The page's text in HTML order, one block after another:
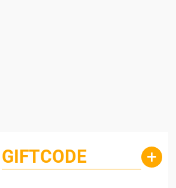
GIFTCODE +